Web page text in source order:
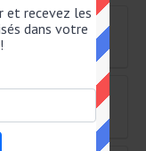
RAISON
III
et recevez les
dans votre